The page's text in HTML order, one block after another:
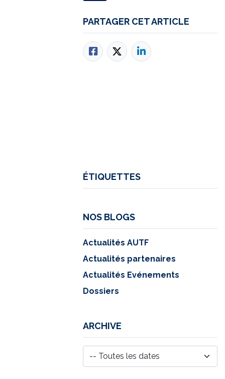
PARTAGER CET ARTICLE
ÉTIQUETTES
NOS BLOGS
Actualités AUTF
Actualités partenaires
Actualités Evénements
Dossiers
ARCHIVE